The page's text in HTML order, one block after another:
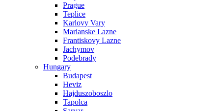
Prague
Teplice
Karlovy Vary
Marianske Lazne
Frantiskovy Lazne
Jachymov
Podebrady
Hungary
Budapest
Heviz
Hajduszoboszlo
Tapolca